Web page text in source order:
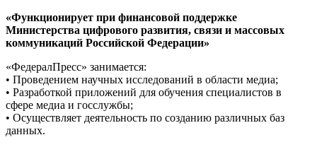
«Функционирует при финансовой поддержке
Министерства цифрового развития, связи и массовых
коммуникаций Российской Федерации»
«ФедералПресс» занимается:
• Проведением научных исследований в области медиа;
• Разработкой приложений для обучения специалистов в
сфере медиа и госслужбы;
• Осуществляет деятельность по созданию различных баз
данных.